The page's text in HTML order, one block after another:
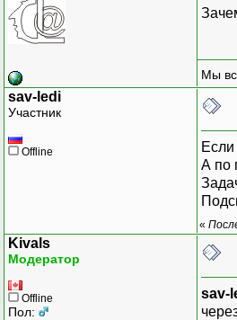
Мы
sav-ledi
Участник
Offline
А по
«
Kivals
Модератор
Offline
Пол:
sav-